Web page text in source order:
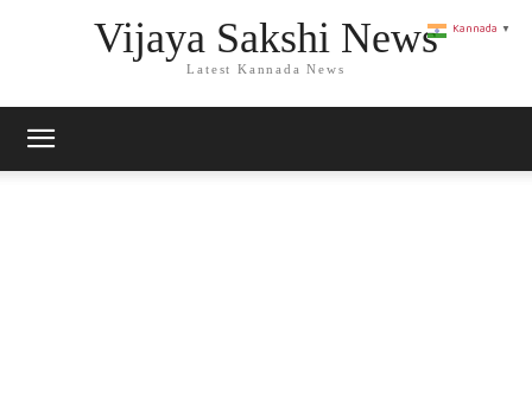
Vijaya Sakshi News
Latest Kannada News
Kannada ▼